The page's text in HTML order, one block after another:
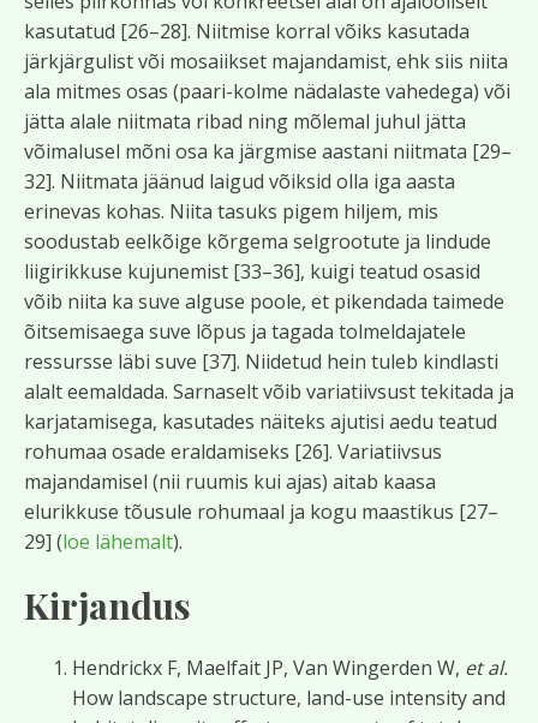
kasutatud [26–28]. Niitmise korral võiks kasutada
järkjärgulist või mosaiikset majandamist, ehk siis niita
ala mitmes osas (paari-kolme nädalaste vahedega) või
jätta alale niitmata ribad ning mõlemal juhul jätta
võimalusel mõni osa ka järgmise aastani niitmata [29–
32]. Niitmata jäänud laigud võiksid olla iga aasta
erinevas kohas. Niita tasuks pigem hiljem, mis
soodustab eelkõige kõrgema selgrootute ja lindude
liigirikkuse kujunemist [33–36], kuigi teatud osasid
võib niita ka suve alguse poole, et pikendada taimede
õitsemisaega suve lõpus ja tagada tolmeldajatele
ressursse läbi suve [37]. Niidetud hein tuleb kindlasti
alalt eemaldada. Sarnaselt võib variatiivsust tekitada ja
karjatamisega, kasutades näiteks ajutisi aedu teatud
rohumaa osade eraldamiseks [26]. Variatiivsus
majandamisel (nii ruumis kui ajas) aitab kaasa
elurikkuse tõusule rohumaal ja kogu maastikus [27–
29] (loe lähemalt).
Kirjandus
Hendrickx F, Maelfait JP, Van Wingerden W, et al.
How landscape structure, land-use intensity and